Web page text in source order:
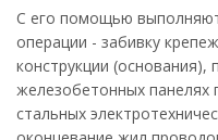
С его помощью
операции - забивку
конструкции (основания),
железобетонных панелях
стальных